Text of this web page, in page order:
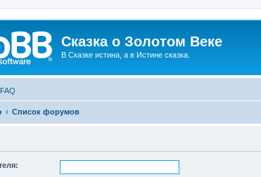
Сказка о Золотом Веке
В Сказке истина, а в Истине сказка.
FAQ
Список форумов